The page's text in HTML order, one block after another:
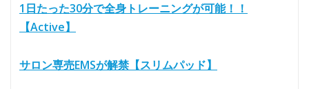
1日たった30分で全身トレーニングが可能！！
【Active】
サロン専売EMSが解禁【スリムパッド】